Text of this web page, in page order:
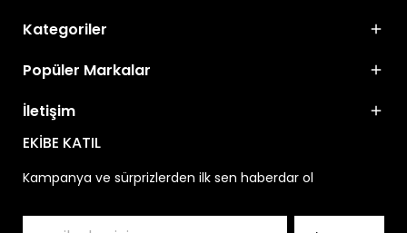
Kategoriler
Popüler Markalar
İletişim
EKİBE KATIL
Kampanya ve sürprizlerden ilk sen haberdar ol